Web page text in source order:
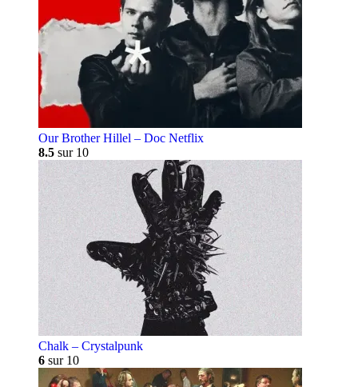
Our Brother Hillel – Doc Netflix
8.5 sur 10
Chalk – Crystalpunk
6 sur 10